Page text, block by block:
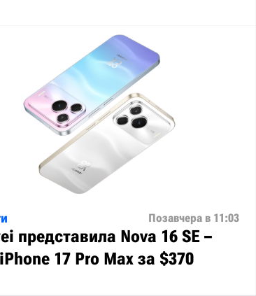
Позавчера в 11:03
представила Nova 16 SE –
17 Pro Max за $370